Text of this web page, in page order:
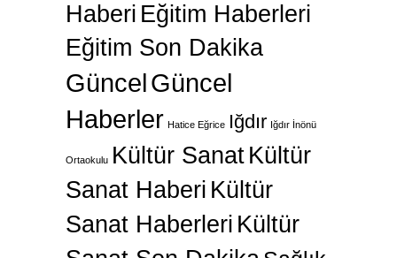
Haberi Eğitim Haberleri
Eğitim Son Dakika
GüncelGüncel
Haberler Hatice Eğrice Iğdır Iğdır İnönü
Ortaokulu Kültür SanatKültür
Sanat Haberi Kültür
Sanat Haberleri Kültür